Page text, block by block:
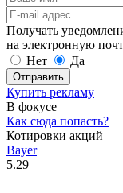
Получать
на электронную
Нет
Да
Отправить
Купить рекламу
В фокусе
Как сюда попасть?
Котировки акций
Bayer
5.29